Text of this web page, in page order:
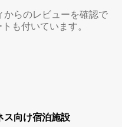
らのレビューを確認で
も付いています。
ス⁠向⁠け宿⁠泊⁠施⁠設